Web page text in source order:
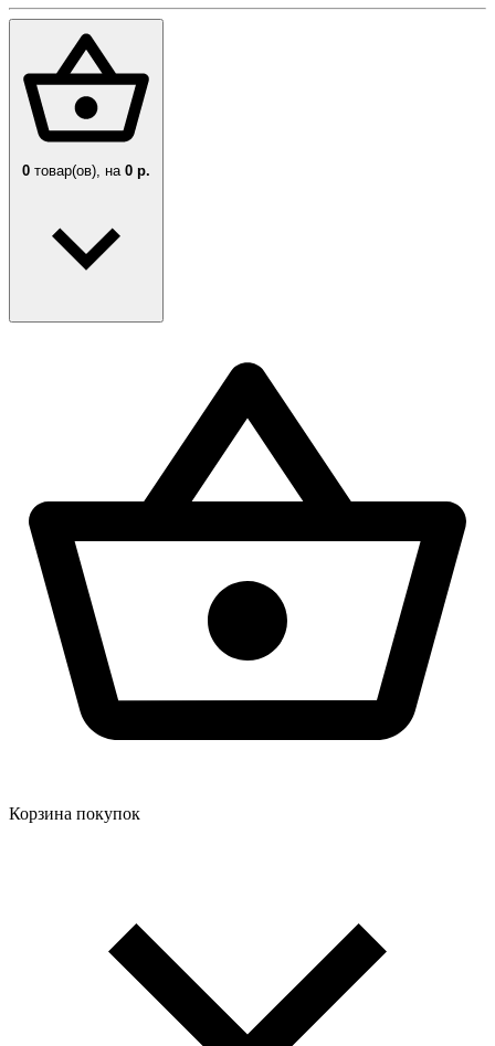
0 товар(ов), на 0 р.
Корзина покупок